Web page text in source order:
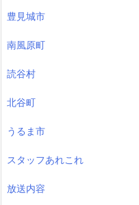
豊見城市
南風原町
読谷村
北谷町
うるま市
スタッフあれこれ
放送内容